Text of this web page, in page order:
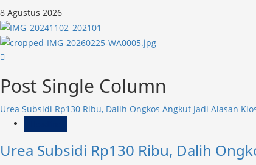
Skip
to
content
8 Agustus 2026
Post Single Column
Urea Subsidi Rp130 Ribu, Dalih Ongkos Angkut Jadi Alasan
Urea Subsidi Rp130 Ribu, Dalih